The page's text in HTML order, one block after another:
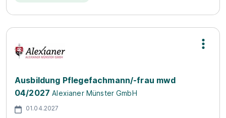
Ausbildung Pflegefachmann/-frau mwd
04/2027 Alexianer Münster GmbH
01.04.2027